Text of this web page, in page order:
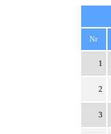
Nr
1
2
3